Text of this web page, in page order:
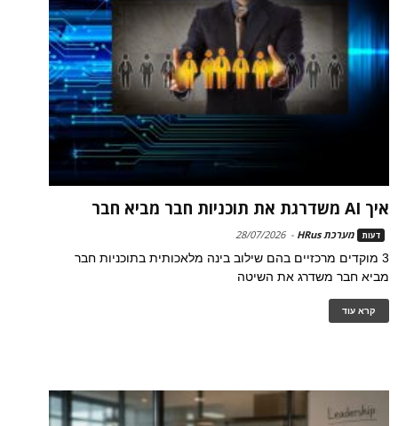
איך AI משדרגת את תוכניות חבר מביא חבר
דעות מערכת HRus -
28/07/2026
3 מוקדים מרכזיים בהם שילוב בינה מלאכותית בתוכניות חבר
מביא חבר משדרג את השיטה
קרא עוד